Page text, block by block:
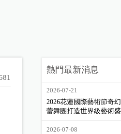
581
熱門最新消息
2026-07-21
2026花蓮國際藝術節奇
蕾舞團打造世界級藝術盛
2026-07-08